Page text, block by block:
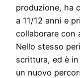
produzione, ha
a 11/12 anni e
collaborare con
Nello stesso
scrittura, ed è
un nuovo